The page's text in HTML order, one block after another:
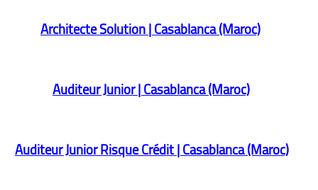
Architecte Solution | Casablanca (Maroc)
Auditeur Junior | Casablanca (Maroc)
Auditeur Junior Risque Crédit | Casablanca (Maroc)